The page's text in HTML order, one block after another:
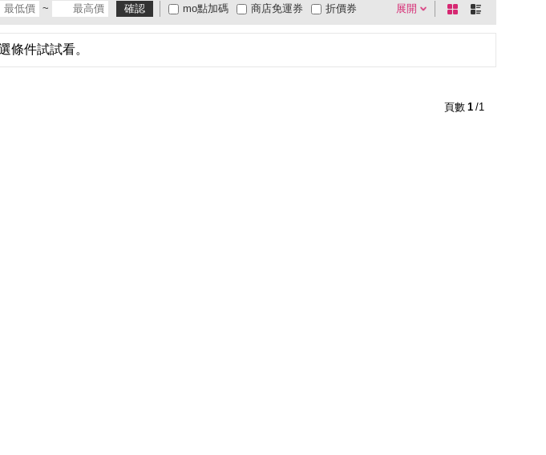
~ 確認 展開
mo點加碼 商店免運券
折價券
0利率
商品有量
快速到貨
棋
盤
列
條件試試看。
頁數 1 /1